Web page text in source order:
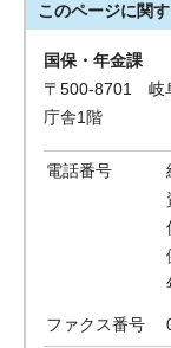
このページに関
国保・年金課
〒500-8701 岐
庁舎1階
電話番号
ファクス番号